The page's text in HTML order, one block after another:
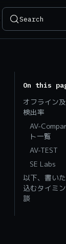
Search
On this
オフライン
検出率
AV-
ト一覧
AV-TEST
SE Labs
以下、書い
込むタイミ
談